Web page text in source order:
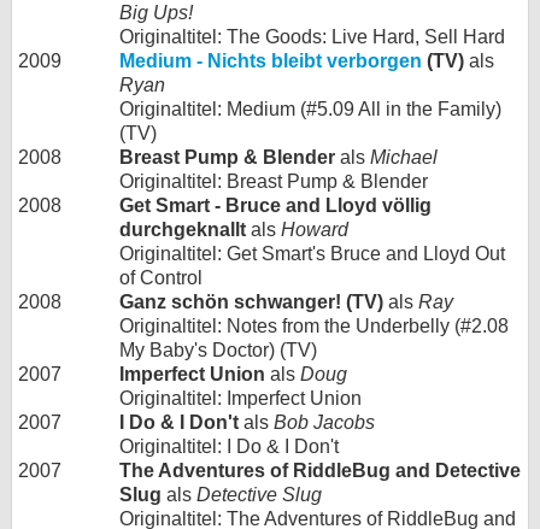
Big Ups!
Originaltitel: The Goods: Live Hard, Sell Hard
2009
Medium - Nichts bleibt verborgen (TV) als
Ryan
Originaltitel: Medium (#5.09 All in the Family)
(TV)
2008
Breast Pump & Blender als Michael
Originaltitel: Breast Pump & Blender
2008
Get Smart - Bruce and Lloyd völlig
durchgeknallt als Howard
Originaltitel: Get Smart's Bruce and Lloyd Out
of Control
2008
Ganz schön schwanger! (TV) als Ray
Originaltitel: Notes from the Underbelly (#2.08
My Baby's Doctor) (TV)
2007
Imperfect Union als Doug
Originaltitel: Imperfect Union
2007
I Do & I Don't als Bob Jacobs
Originaltitel: I Do & I Don't
2007
The Adventures of RiddleBug and Detective
Slug als Detective Slug
Originaltitel: The Adventures of RiddleBug and